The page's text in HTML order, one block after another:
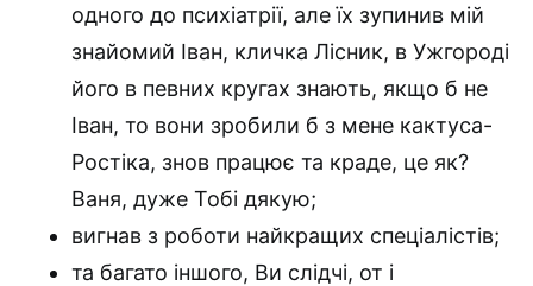
одного до психіатрії, але їх зупинив мій
знайомий Іван, кличка Лісник, в Ужгороді
його в певних кругах знають, якщо б не
Іван, то вони зробили б з мене кактуса-
Ростіка, знов працює та краде, це як?
Ваня, дуже Тобі дякую;
вигнав з роботи найкращих спеціалістів;
та багато іншого, Ви слідчі, от і